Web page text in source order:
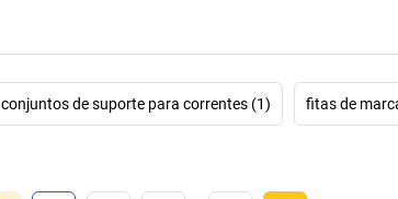
conjuntos de suporte para correntes (1) fitas de